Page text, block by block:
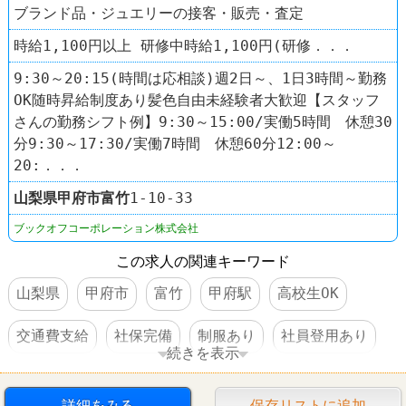
ブランド品・ジュエリーの接客・販売・査定
時給1,100円以上 研修中時給1,100円(研修．．．
9:30～20:15(時間は応相談)週2日～、1日3時間～勤務
OK随時昇給制度あり髪色自由未経験者大歓迎【スタッフ
さんの勤務シフト例】9:30～15:00/実働5時間 休憩30
分9:30～17:30/実働7時間 休憩60分12:00～
20:．．．
山梨県甲府市富竹1-10-33
ブックオフコーポレーション株式会社
この求人の関連キーワード
山梨県
甲府市 富竹 甲府駅 高校生OK
交通費支給 社保完備 制服あり 社員登用あり
車・バイク通勤可 禁煙・分煙 髪型自由 本屋
続きを表示